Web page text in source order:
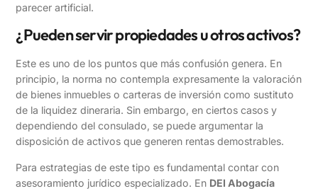
parecer artificial.
¿Pueden servir propiedades u otros activos?
Este es uno de los puntos que más confusión genera. En
principio, la norma no contempla expresamente la valoración
de bienes inmuebles o carteras de inversión como sustituto
de la liquidez dineraria. Sin embargo, en ciertos casos y
dependiendo del consulado, se puede argumentar la
disposición de activos que generen rentas demostrables.
Para estrategias de este tipo es fundamental contar con
asesoramiento jurídico especializado. En DEI Abogacía